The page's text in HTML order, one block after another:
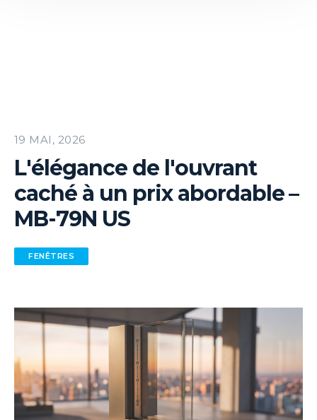
19 MAI, 2026
L'élégance de l'ouvrant
caché à un prix abordable –
MB-79N US
FENÊTRES